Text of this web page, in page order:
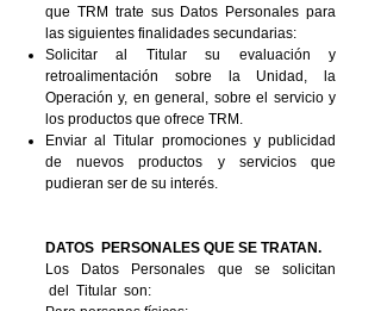
que TRM trate sus Datos Personales para
las siguientes finalidades secundarias:
Solicitar al Titular su evaluación y
retroalimentación sobre la Unidad, la
Operación y, en general, sobre el servicio y
los productos que ofrece TRM.
Enviar al Titular promociones y publicidad
de nuevos productos y servicios que
pudieran ser de su interés.
DATOS PERSONALES QUE SE TRATAN.
Los Datos Personales que se solicitan
del Titular son: